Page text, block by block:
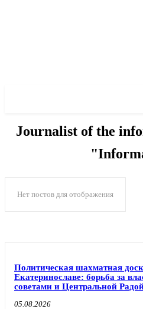
Journalist of the
Нет постов для отображения
Политическая шахматная
Екатеринославе: борьба за
советами и Центральной
05.08.2026